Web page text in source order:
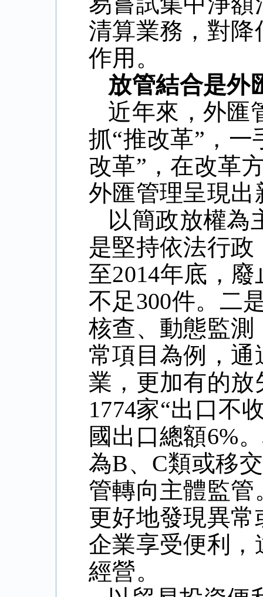
清算業務，對
作用。
放管結合是外
近年來，外匯
抓“推改革”，一
改革”，在改革
外匯管理呈現出
以簡政放權為
是堅持依法行
至2014年底，
不足300件。二
核查、動態監
常項目為例，
業，更加有的放
1774家“出口不
國出口總額6%
為B、C類或移
管轉向主體監
更好地發現異
企業享受便利
經營。